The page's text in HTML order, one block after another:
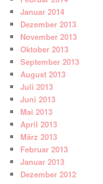
Januar 2014
Dezember 2013
November 2013
Oktober 2013
September 2013
August 2013
Juli 2013
Juni 2013
Mai 2013
April 2013
März 2013
Februar 2013
Januar 2013
Dezember 2012